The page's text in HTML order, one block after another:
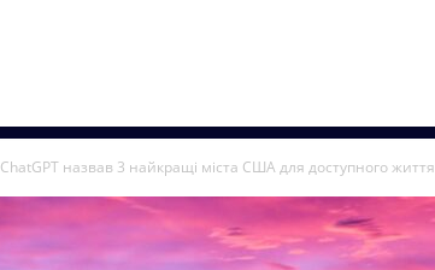
ChatGPT назвав 3 найкращі міста США для доступного життя